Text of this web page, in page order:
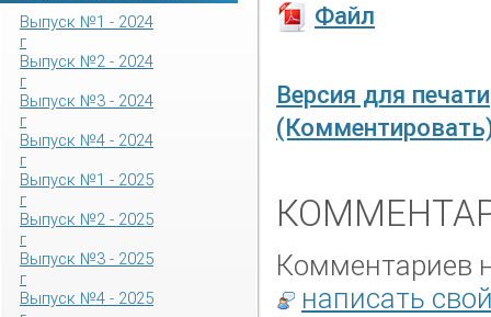
Выпуск №1 - 2024
г
Выпуск №2 - 2024
г
Выпуск №3 - 2024
г
Выпуск №4 - 2024
г
Выпуск №1 - 2025
г
Выпуск №2 - 2025
г
Выпуск №3 - 2025
г
Выпуск №4 - 2025
Файл
Версия для печати
Комментариев
написать